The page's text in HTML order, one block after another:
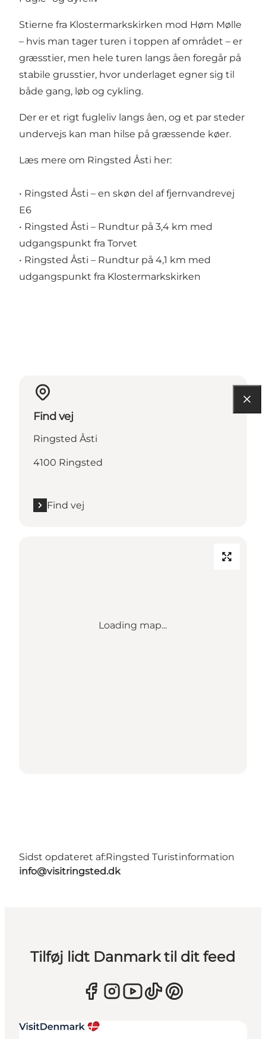
Stierne fra Klostermarkskirken mod Høm Mølle
– hvis man tager turen i toppen af området – er
græsstier, men hele turen langs åen foregår på
stabile grusstier, hvor underlaget egner sig til
både gang, løb og cykling.
Der er et rigt fugleliv langs åen, og et par steder
undervejs kan man hilse på græssende køer.
Læs mere om Ringsted Åsti her:
• Ringsted Åsti – en skøn del af fjernvandrevej
E6
• Ringsted Åsti – Rundtur på 3,4 km med
udgangspunkt fra Torvet
• Ringsted Åsti – Rundtur på 4,1 km med
udgangspunkt fra Klostermarkskirken
Find vej
Ringsted Åsti
4100 Ringsted
Find vej
Loading map...
Sidst opdateret af:Ringsted Turistinformation
info@visitringsted.dk
Tilføj lidt Danmark til dit feed